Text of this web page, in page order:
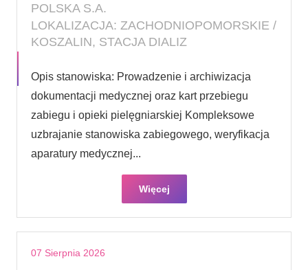
POLSKA S.A.
LOKALIZACJA: ZACHODNIOPOMORSKIE /
KOSZALIN, STACJA DIALIZ
Opis stanowiska: Prowadzenie i archiwizacja
dokumentacji medycznej oraz kart przebiegu
zabiegu i opieki pielęgniarskiej Kompleksowe
uzbrajanie stanowiska zabiegowego, weryfikacja
aparatury medycznej...
Więcej
07 Sierpnia 2026